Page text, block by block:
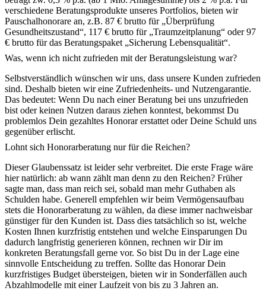
verschiedene Beratungsprodukte unseres Portfolios, bieten wir
Pauschalhonorare an, z.B. 87 € brutto für „Überprüfung
Gesundheitszustand“, 117 € brutto für „Traumzeitplanung“ oder 97
€ brutto für das Beratungspaket „Sicherung Lebensqualität“.
Was, wenn ich nicht zufrieden mit der Beratungsleistung war?
Selbstverständlich wünschen wir uns, dass unsere Kunden zufrieden
sind. Deshalb bieten wir eine Zufriedenheits- und Nutzengarantie.
Das bedeutet: Wenn Du nach einer Beratung bei uns unzufrieden
bist oder keinen Nutzen daraus ziehen konntest, bekommst Du
problemlos Dein gezahltes Honorar erstattet oder Deine Schuld uns
gegenüber erlischt.
Lohnt sich Honorarberatung nur für die Reichen?
Dieser Glaubenssatz ist leider sehr verbreitet. Die erste Frage wäre
hier natürlich: ab wann zählt man denn zu den Reichen? Früher
sagte man, dass man reich sei, sobald man mehr Guthaben als
Schulden habe. Generell empfehlen wir beim Vermögensaufbau
stets die Honorarberatung zu wählen, da diese immer nachweisbar
günstiger für den Kunden ist. Dass dies tatsächlich so ist, welche
Kosten Ihnen kurzfristig entstehen und welche Einsparungen Du
dadurch langfristig generieren können, rechnen wir Dir im
konkreten Beratungsfall gerne vor. So bist Du in der Lage eine
sinnvolle Entscheidung zu treffen. Sollte das Honorar Dein
kurzfristiges Budget übersteigen, bieten wir in Sonderfällen auch
Abzahlmodelle mit einer Laufzeit von bis zu 3 Jahren an.